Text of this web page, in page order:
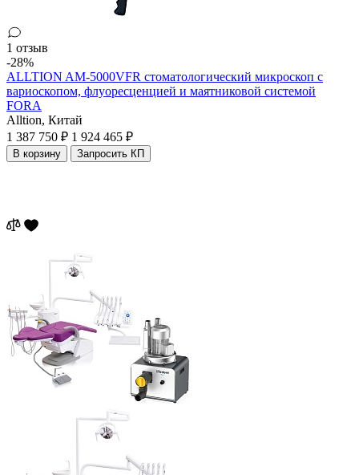
1 отзыв
-28%
ALLTION AM-5000VFR стоматологический микроскоп с
вариоскопом, флуоресценцией и маятниковой системой
FORA
Alltion, Китай
1 387 750 ₽ 1 924 465 ₽
В корзину Запросить КП